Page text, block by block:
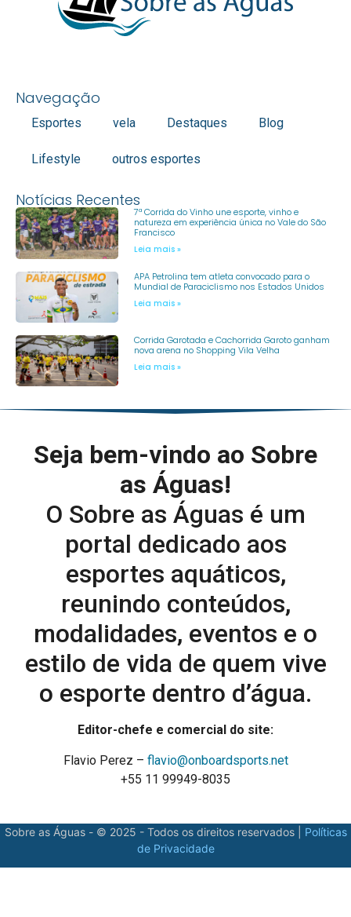
Navegação
Esportes vela Destaques Blog
Lifestyle outros esportes
Notícias Recentes
7ª Corrida do Vinho une esporte, vinho e
natureza em experiência única no Vale do São
Francisco
Leia mais »
APA Petrolina tem atleta convocado para o
Mundial de Paraciclismo nos Estados Unidos
Leia mais »
Corrida Garotada e Cachorrida Garoto ganham
nova arena no Shopping Vila Velha
Leia mais »
Seja bem-vindo ao Sobre
as Águas!
O Sobre as Águas é um
portal dedicado aos
esportes aquáticos,
reunindo conteúdos,
modalidades, eventos e o
estilo de vida de quem vive
o esporte dentro d’água.
Editor-chefe e comercial do site:
Flavio Perez – flavio@onboardsports.net
+55 11 99949-8035
Sobre as Águas - © 2025 - Todos os direitos reservados | Políticas
de Privacidade